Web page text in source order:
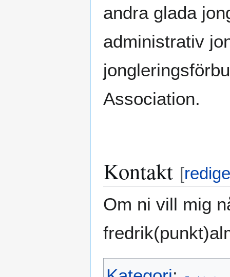
andra glada
administrativ
Association.
Kontakt [
Om ni vill mig